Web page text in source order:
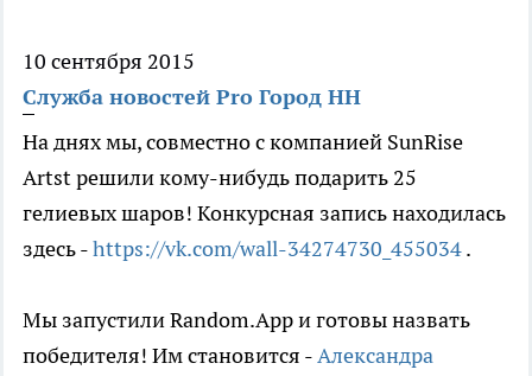
10 сентября 2015
Служба новостей Pro Город НН
На днях мы, совместно с компанией SunRise
Artst решили кому-нибудь подарить 25
гелиевых шаров! Конкурсная запись находилась
здесь -https://vk.com/wall-34274730_455034.
Мы запустили Random.App и готовы назвать
победителя! Им становится -Александра